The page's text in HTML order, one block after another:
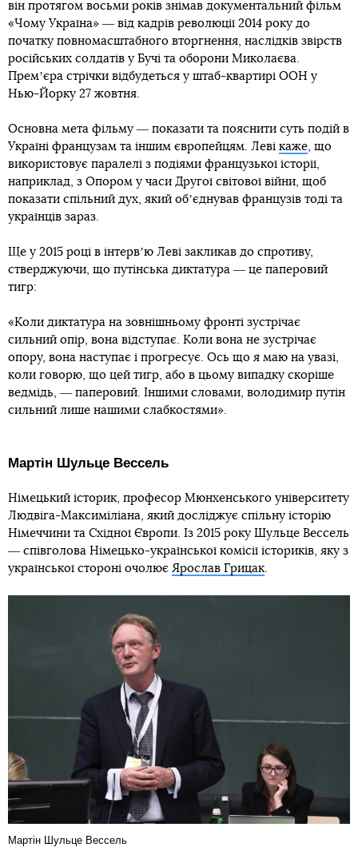
він протягом восьми років знімав документальний фільм
«Чому Україна» ― від кадрів революції 2014 року до
початку повномасштабного вторгнення, наслідків звірств
російських солдатів у Бучі та оборони Миколаєва.
Премʼєра стрічки відбудеться у штаб-квартирі ООН у
Нью-Йорку 27 жовтня.
Основна мета фільму ― показати та пояснити суть подій в
Україні французам та іншим європейцям. Леві каже, що
використовує паралелі з подіями французької історії,
наприклад, з Опором у часи Другої світової війни, щоб
показати спільний дух, який обʼєднував французів тоді та
українців зараз.
Ще у 2015 році в інтервʼю Леві закликав до спротиву,
стверджуючи, що путінська диктатура ― це паперовий
тигр:
«Коли диктатура на зовнішньому фронті зустрічає
сильний опір, вона відступає. Коли вона не зустрічає
опору, вона наступає і прогресує. Ось що я маю на увазі,
коли говорю, що цей тигр, або в цьому випадку скоріше
ведмідь, ― паперовий. Іншими словами, володимир путін
сильний лише нашими слабкостями».
Мартін Шульце Вессель
Німецький історик, професор Мюнхенського університету
Людвіга-Максиміліана, який досліджує спільну історію
Німеччини та Східної Європи. Із 2015 року Шульце Вессель
― співголова Німецько-української комісії істориків, яку з
української стороні очолює Ярослав Грицак.
Мартін Шульце Вессель